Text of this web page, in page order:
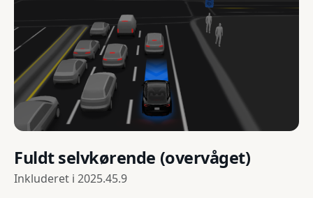
Fuldt selvkørende (overvåget)
Inkluderet i 2025.45.9